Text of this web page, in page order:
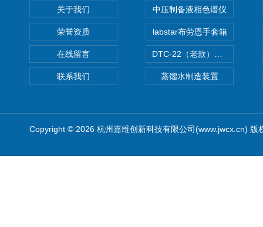
关于我们
荣誉资质
在线留言
联系我们
中压制备液相色谱仪
labstar布劳恩手套箱
蒸馏水制造装置
Copyright © 2026 杭州嘉维创新科技有限公司(www.jwcx.cn) 版